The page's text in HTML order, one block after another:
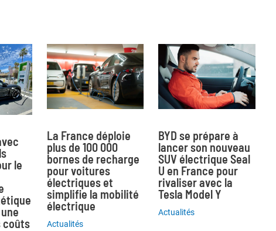
le
coûts
La France déploie
plus de 100 000
bornes de recharge
pour voitures
électriques et
simplifie la mobilité
électrique
Actualités
BYD se prépare à
lancer son nouveau
SUV électrique Seal
U en France pour
rivaliser avec la
Tesla Model Y
Actualités